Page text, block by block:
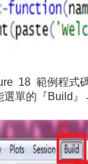
18 範例程式
選單的『Build